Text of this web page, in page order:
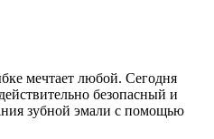
мечтает любой. Сегодня
безопасный и
зубной эмали с помощью